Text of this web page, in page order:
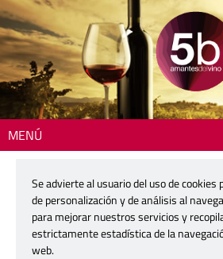
MENÚ
Resultados de
Se advierte al usuario del uso de cookies
de personalización y de análisis al
para mejorar nuestros servicios y
estrictamente estadística de la
web.